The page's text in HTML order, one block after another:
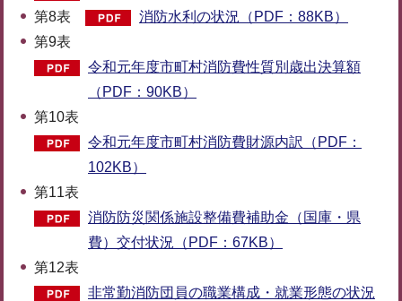
第8表
消防水利の状況（PDF：88KB）
第9表
令和元年度市町村消防費性質別歳出決算額
（PDF：90KB）
第10表
令和元年度市町村消防費財源内訳（PDF：
102KB）
第11表
消防防災関係施設整備費補助金（国庫・県
費）交付状況（PDF：67KB）
第12表
非常勤消防団員の職業構成・就業形態の状況